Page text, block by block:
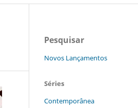
Pesquisar
Novos Lançamentos
Séries
Contemporânea